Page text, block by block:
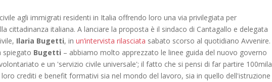
agli immigrati residenti in Italia offrendo loro una via privilegiata per
cittadinanza italiana. A lanciare la proposta è il sindaco di Cantagallo e delegata
Ilaria Bugetti, in un’intervista rilasciata sabato scorso al quotidiano Avvenire.
spiegato Bugetti – abbiamo molto apprezzato le linee guida del nuovo governo
e un 'servizio civile universale'; il fatto che si pensi di far partire 100mila
crediti e benefit formativi sia nel mondo del lavoro, sia in quello dell'istruzione